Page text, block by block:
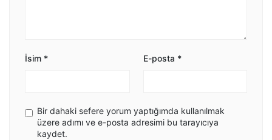
İsim * E-posta *
Bir dahaki sefere yorum yaptığımda kullanılmak
üzere adımı ve e-posta adresimi bu tarayıcıya
kaydet.